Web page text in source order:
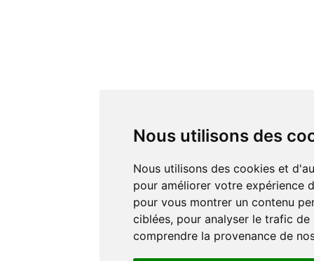
Nous utilisons des
Nous utilisons des cookies et d'autres technologies de suivi
pour améliorer votre expérience
pour vous montrer un contenu
ciblées, pour analyser le trafic
comprendre la provenance de